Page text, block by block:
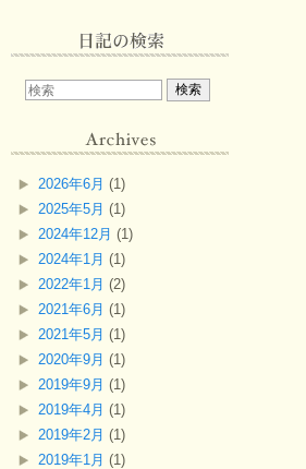
2026年6月 (1)
2025年5月 (1)
2024年12月 (1)
2024年1月 (1)
2022年1月 (2)
2021年6月 (1)
2021年5月 (1)
2020年9月 (1)
2019年9月 (1)
2019年4月 (1)
2019年2月 (1)
2019年1月 (1)